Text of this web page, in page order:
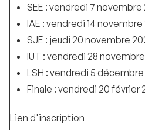
SEE : vendredi 7 novembre
IAE : vendredi 14 novembre
SJE : jeudi 20 novembre
IUT : vendredi 28
LSH : vendredi 5
Finale : vendredi 20 février
Lien d'inscription